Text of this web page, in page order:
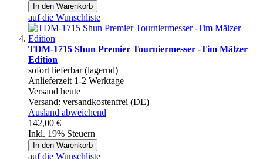
In den Warenkorb
auf die Wunschliste
TDM-1715 Shun Premier Tourniermesser -Tim Mälzer
Edition
sofort lieferbar (lagernd)
Anlieferzeit 1-2 Werktage
Versand heute
Versand: versandkostenfrei (DE)
Ausland abweichend
142,00 €
Inkl. 19% Steuern
In den Warenkorb
auf die Wunschliste